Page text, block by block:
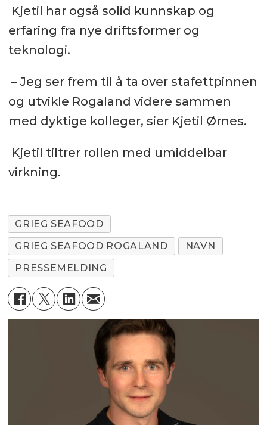
Kjetil har også solid kunnskap og
erfaring fra nye driftsformer og
teknologi.
– Jeg ser frem til å ta over stafettpinnen
og utvikle Rogaland videre sammen
med dyktige kolleger, sier Kjetil Ørnes.
Kjetil tiltrer rollen med umiddelbar
virkning.
GRIEG SEAFOOD
GRIEG SEAFOOD ROGALAND
NAVN
PRESSEMELDING